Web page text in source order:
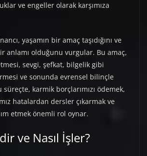
ve engeller olarak karşımıza
yaşamın bir amaç taşıdığını ve
anlamı olduğunu vurgular. Bu amaç,
sevgi, şefkat, bilgelik gibi
ve sonunda evrensel bilinçle
karmik borçlarımızı ödemek,
hatalardan dersler çıkarmak ve
etmek önemli rol oynar.
ve Nasıl İşler?